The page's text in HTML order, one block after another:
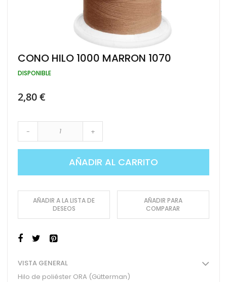
Saltar
al
comienzo
galería
CONO HILO 1000 MARRON 1070
DISPONIBLE
2,80 €
- +
AÑADIR AL CARRITO
AÑADIR A LA LISTA DE
DESEOS
AÑADIR PARA
COMPARAR
VISTA GENERAL
Hilo de poliéster ORA (Gütterman)